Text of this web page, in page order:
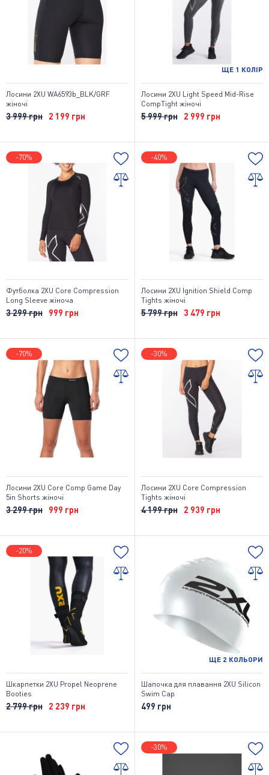
Лосини 2XU WA6593b_BLK/GRF
жіночі
3 999 грн 2 199 грн
ЩЕ 1 КОЛІР
Лосини 2XU Light Speed Mid-Rise
CompTight жіночі
5 999 грн 2 999 грн
-70%
Футболка 2XU Core Compression
Long Sleeve жіноча
3 299 грн 999 грн
-40%
Лосини 2XU Ignition Shield Comp
Tights жіночі
5 799 грн 3 479 грн
-70%
Лосини 2XU Core Comp Game Day
5in Shorts жіночі
3 299 грн 999 грн
-30%
Лосини 2XU Core Compression
Tights жіночі
4 199 грн 2 939 грн
-20%
Шкарпетки 2XU Propel Neoprene
Booties
2 799 грн 2 239 грн
ЩЕ 2 КОЛЬОРИ
Шапочка для плавання 2XU Silicon
Swim Cap
499 грн
-30%